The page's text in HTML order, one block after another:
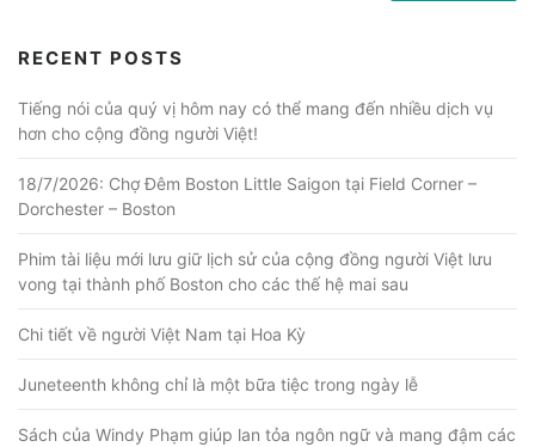
g
a
t
i
o
n
RECENT POSTS
Tiếng nói của quý vị hôm nay có thể mang đến nhiều dịch vụ
hơn cho cộng đồng người Việt!
18/7/2026: Chợ Đêm Boston Little Saigon tại Field Corner –
Dorchester – Boston
Phim tài liệu mới lưu giữ lịch sử của cộng đồng người Việt lưu
vong tại thành phố Boston cho các thế hệ mai sau
Chi tiết về người Việt Nam tại Hoa Kỳ
Juneteenth không chỉ là một bữa tiệc trong ngày lễ
Sách của Windy Phạm giúp lan tỏa ngôn ngữ và mang đậm các